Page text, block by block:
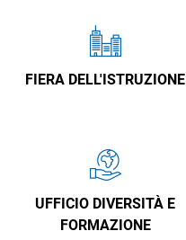
FIERA DELL'ISTRUZIONE
UFFICIO DIVERSITÀ E
FORMAZIONE